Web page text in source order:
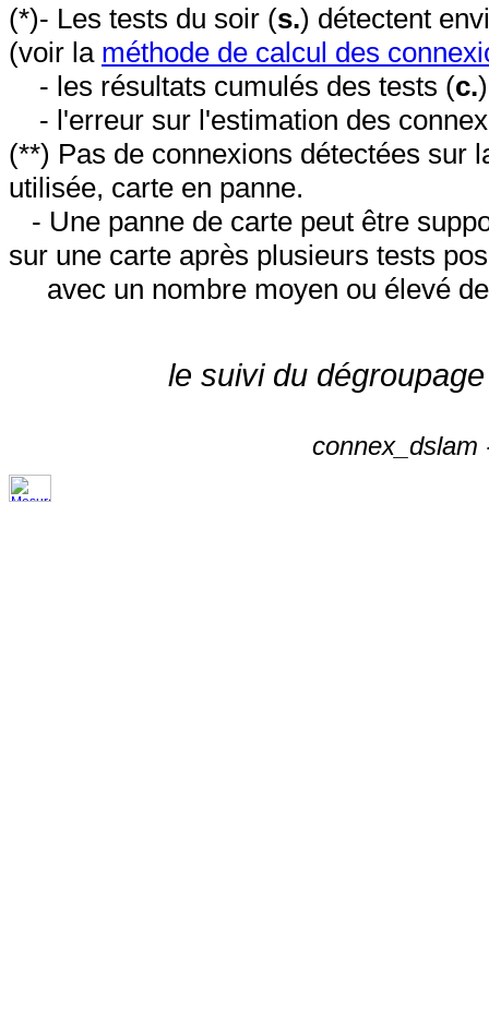
(*)- Les tests du soir (s.) détectent
(voir la méthode de calcul des
- les résultats cumulés des tests (c.
- l'erreur sur l'estimation des
(**) Pas de connexions détectées sur
utilisée, carte en panne.
- Une panne de carte peut être
sur une carte après plusieurs tests
avec un nombre moyen ou élevé
le suivi du
connex_dslam